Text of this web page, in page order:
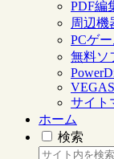
PDF編
周辺機
PCゲ
無料ソ
サイト
ホーム
検索